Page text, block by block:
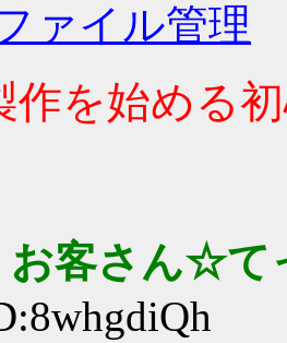
ァイル管理
作を始める
お客さん☆て